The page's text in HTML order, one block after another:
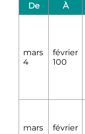
De À
mars
4
février
100
mars
février